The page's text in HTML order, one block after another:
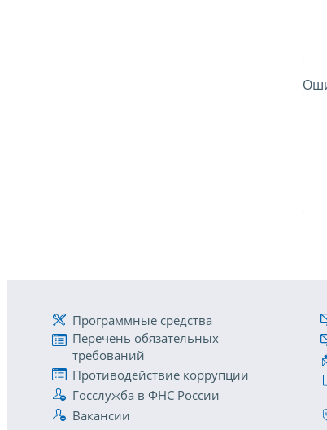
Программные средства
Перечень обязательных
требований
Противодействие коррупции
Госслужба в ФНС России
Вакансии